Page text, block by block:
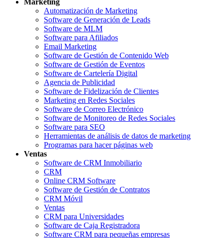
Automatización de Marketing
Software de Generación de Leads
Software de MLM
Software para Afiliados
Email Marketing
Software de Gestión de Contenido Web
Software de Gestión de Eventos
Software de Cartelería Digital
Agencia de Publicidad
Software de Fidelización de Clientes
Marketing en Redes Sociales
Software de Correo Electrónico
Software de Monitoreo de Redes Sociales
Software para SEO
Herramientas de análisis de datos de marketing
Programas para hacer páginas web
Ventas
Software de CRM Inmobiliario
CRM
Online CRM Software
Software de Gestión de Contratos
CRM Móvil
Ventas
CRM para Universidades
Software de Caja Registradora
Software CRM para pequeñas empresas